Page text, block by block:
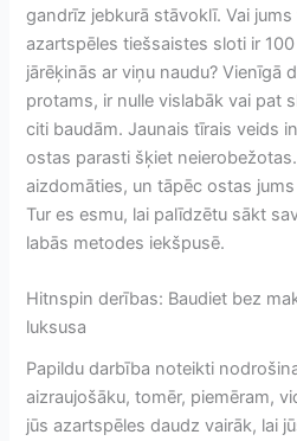
gandrīz jebkurā stāvoklī. Vai
azartspēles tiešsaistes sloti ir
jārēķinās ar viņu naudu? Vienīgā
protams, ir nulle vislabāk vai pat
citi baudām. Jaunais tīrais veids
ostas parasti šķiet
aizdomāties, un tāpēc ostas
Tur es esmu, lai palīdzētu sākt
labās metodes iekšpusē.
Hitnspin derības: Baudiet bez
luksusa
Papildu darbība noteikti
aizraujošāku, tomēr, piemēram,
jūs azartspēles daudz vairāk, lai